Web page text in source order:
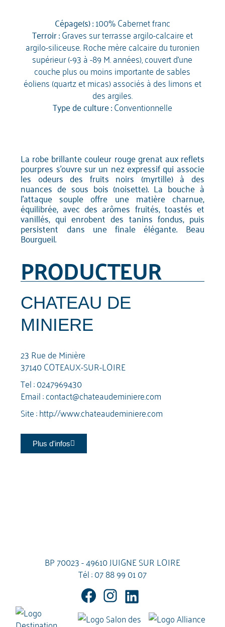
Cépage(s) :100% Cabernet franc
Terroir :Graves sur terrasse argilo-calcaire et
argilo-siliceuse. Roche mère calcaire du turonien
supérieur (-93 à -89 M. années), couvert d’une
couche plus ou moins importante de sables
éoliens (quartz et micas) associés à des limons et
des argiles.
Type de culture :Conventionnelle
La robe brillante couleur rouge grenat aux reflets
pourpres s'ouvre sur un nez expressif qui associe
les odeurs des fruits noirs (myrtille) à des
nuances de sous bois (noisette). La bouche à
l'attaque souple offre une matière charnue,
équilibrée, avec des arômes fruités, toastés et
vanillés, qui enrobent des tanins fondus, puis
persistent dans une finale élégante. Beau
Bourgueil.
PRODUCTEUR
CHATEAU DE
MINIERE
23 Rue de Minière
37140 COTEAUX-SUR-LOIRE
Tel :0247969430
Email :contact@chateaudeminiere.com
Site :http://www.chateaudeminiere.com
Plus d'infos
BP 70023 - 49610 JUIGNE SUR LOIRE
Tél :07 88 99 01 07